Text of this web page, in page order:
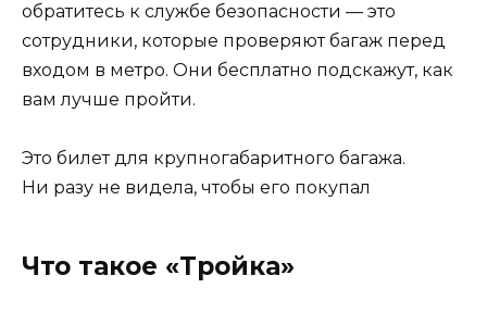
обратитесь к службе безопасности — это
сотрудники, которые проверяют багаж перед
входом в метро. Они бесплатно подскажут, как
вам лучше пройти.
Это билет для крупногабаритного багажа.
Ни разу не видела, чтобы его покупал
Что такое «Тройка»